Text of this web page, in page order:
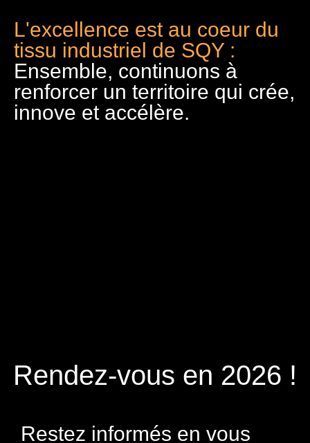
L'excellence est au coeur du
tissu industriel de SQY :
Ensemble, continuons à
renforcer un territoire qui crée,
innove et accélère.
Rendez-vous en 2026 !
Restez informés en vous